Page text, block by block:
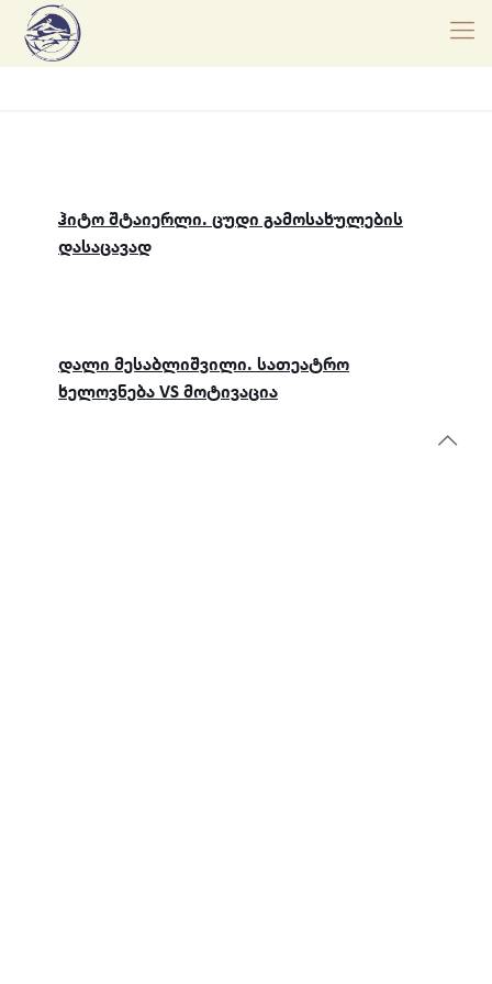
ჰიტო შტაიერლი. ცუდი გამოსახულების
დასაცავად
დალი მესაბლიშვილი. სათეატრო
ხელოვნება VS მოტივაცია